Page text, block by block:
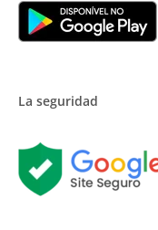
La seguridad